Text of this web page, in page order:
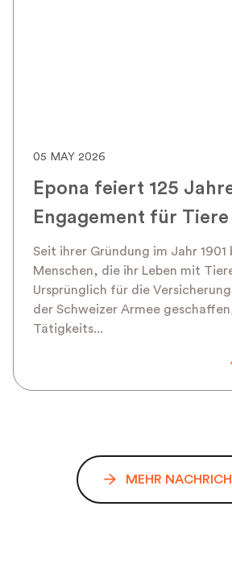
05 MAY 2026
Epona feiert 125
Engagement für Tiere
Seit ihrer Gründung im Jahr
Menschen, die ihr Leben mit
Ursprünglich für die
der Schweizer Armee
Tätigkeits...
MEHR